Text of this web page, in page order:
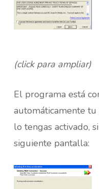
(click para ampliar)
El programa está
automáticamente
lo tengas activado,
siguiente pantalla: